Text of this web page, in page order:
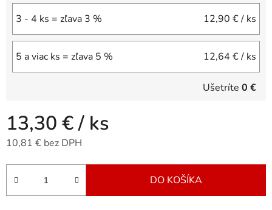
3 - 4 ks = zľava 3 % 12,90 €/ ks
5 a viac ks = zľava 5 % 12,64 €/ ks
Ušetríte 0 €
13,30 €/ ks
10,81 € bez DPH
Jednotková cena:
DO KOŠÍKA